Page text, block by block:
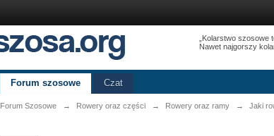
„Kolarstwo
Nawet najgorszy
Forum szosowe Czat
Forum Szosowe → Rowery oraz części → Rowery oraz ramy → Jaki